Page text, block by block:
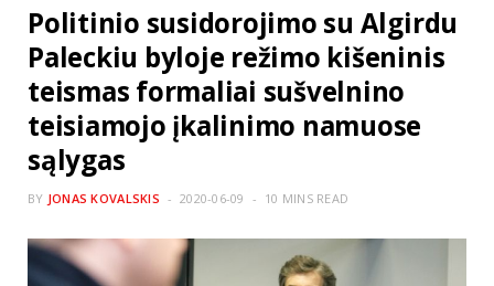
Politinio susidorojimo su Algirdu
Paleckiu byloje režimo kišeninis
teismas formaliai sušvelnino
teisiamojo įkalinimo namuose
sąlygas
BY JONAS KOVALSKIS 2020-06-09 10 MINS READ